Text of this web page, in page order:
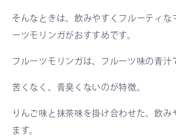
そんなときは、飲みやすくフルーティな
ーツモリンガがおすすめです。
フルーツモリンガは、フルーツ味の青汁
苦くなく、青臭くないのが特徴。
りんご味と抹茶味を掛け合わせた、飲
ます。